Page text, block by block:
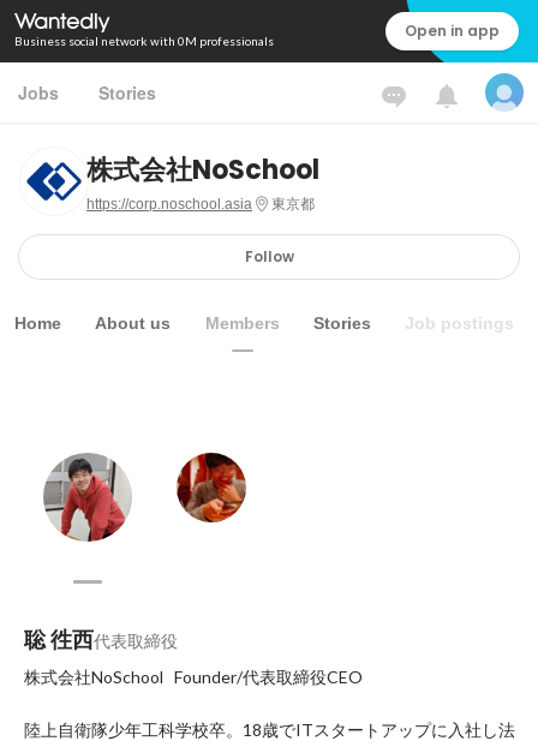
Business social network with 0M professionals Open in app
Jobs Stories
株式会社NoSchool
https://corp.noschool.asia 東京都
Follow
Home About us Members Stories Job postings
聡 徃西代表取締役
株式会社NoSchool   Founder/代表取締役CEO
陸上自衛隊少年工科学校卒。18歳でITスタートアップに入社し法